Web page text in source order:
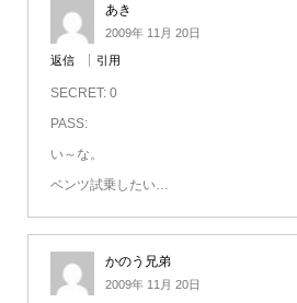
あき
2009年 11月 20日
返信 引用
SECRET: 0
PASS:
い～な。
ベンツ試乗したい…
かのう兄弟
2009年 11月 20日